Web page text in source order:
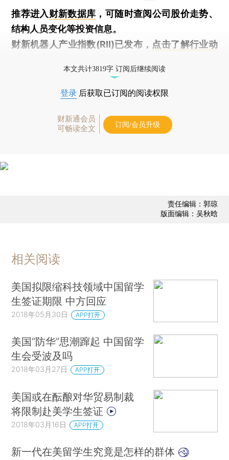
推荐进入财新数据库 ，可随时查阅公司股价走势、
结构人员变化等投资信息。
财新机器人产业指数(RII)已发布， 点击了解行业动
本文共计3819字 订阅后继续阅读
登录 后获取已订阅的阅读权限
财新通会员
可畅读全文
订阅/会员升级
责任编辑：郭琼
版面编辑：吴秋晗
相关阅读
美国拟限缩科技领域中国留学
生签证期限 中方回应
2018年05月30日 APP打开
美国“防华”思潮蹿起 中国留学
生会受波及吗
2018年03月27日 APP打开
美国或在酝酿对华贸易制裁
将限制赴美学生签证
2018年03月16日 APP打开
新一代在美留学生究竟是怎样的群体